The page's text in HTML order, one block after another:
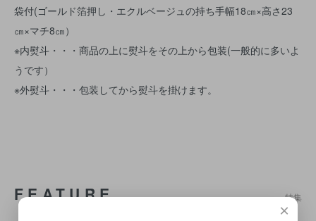
袋付(ゴールド箔押し・エクルベージュの持ち手幅18㎝×高さ23
㎝×マチ8㎝）
※内熨斗・・・商品の上に熨斗をその上から包装(一般的に多いよ
うです）
※外熨斗・・・包装してから熨斗を掛けます。
FEATURE 特集
×